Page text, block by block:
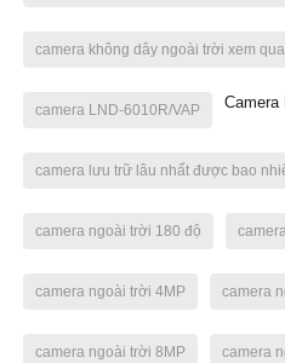
camera không dây ngoài trời xem
camera LND-6010R/VAP Camera
camera lưu trữ lâu nhất được bao
camera ngoài trời 180 độ
camera ngoài trời 4MP camera
camera ngoài trời 8MP camera